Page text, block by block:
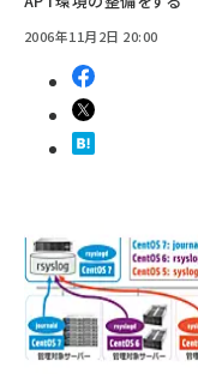
2006年11月2日 20:00